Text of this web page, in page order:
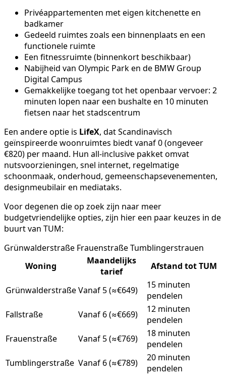
Privéappartementen met eigen kitchenette en
badkamer
Gedeeld ruimtes zoals een binnenplaats en een
functionele ruimte
Een fitnessruimte (binnenkort beschikbaar)
Nabijheid van Olympic Park en de BMW Group
Digital Campus
Gemakkelijke toegang tot het openbaar vervoer: 2
minuten lopen naar een bushalte en 10 minuten
fietsen naar het stadscentrum
Een andere optie is LifeX, dat Scandinavisch
geïnspireerde woonruimtes biedt vanaf 0 (ongeveer
€820) per maand. Hun all-inclusive pakket omvat
nutsvoorzieningen, snel internet, regelmatige
schoonmaak, onderhoud, gemeenschapsevenementen,
designmeubilair en mediataks.
Voor degenen die op zoek zijn naar meer
budgetvriendelijke opties, zijn hier een paar keuzes in de
buurt van TUM:
Grünwalderstraße Frauenstraße Tumblingerstrauen
Woning
Maandelijks
tarief
Afstand tot TUM
GrünwalderstraßeVanaf 5 (≈€649)
15 minuten
pendelen
Fallstraße
Vanaf 6 (≈€669)
12 minuten
pendelen
Frauenstraße
Vanaf 5 (≈€769)
18 minuten
pendelen
Tumblingerstraße Vanaf 6 (≈€789)
20 minuten
pendelen